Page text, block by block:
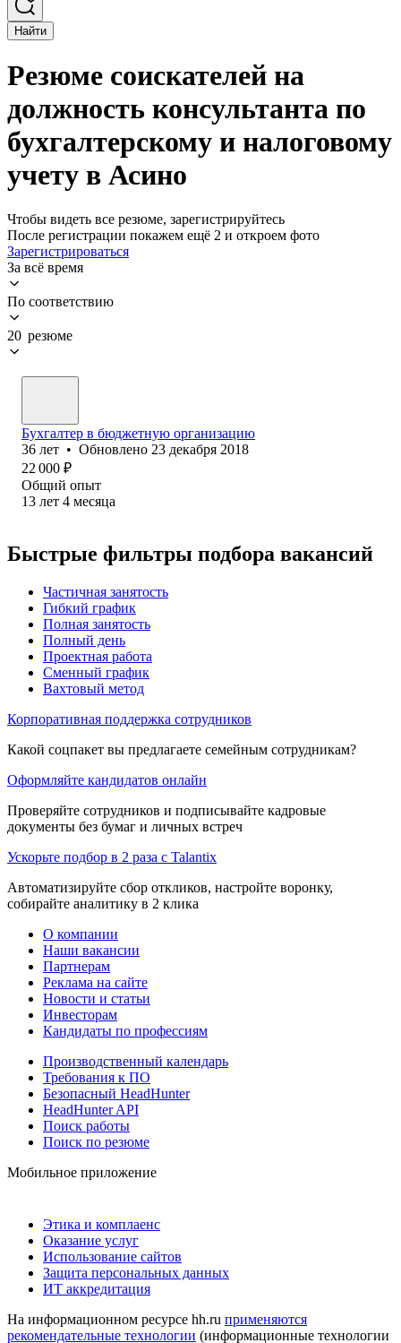
Найти
Резюме соискателей на
должность консультанта по
бухгалтерскому и налоговому
учету в Асино
Чтобы видеть все резюме, зарегистрируйтесь
После регистрации покажем ещё 2 и откроем фото
Зарегистрироваться
За всё время
По соответствию
20 резюме
Бухгалтер в бюджетную организацию
36 лет • Обновлено 23 декабря 2018
22 000 ₽
Общий опыт
13 лет 4 месяца
Быстрые фильтры подбора вакансий
Частичная занятость
Гибкий график
Полная занятость
Полный день
Проектная работа
Сменный график
Вахтовый метод
Корпоративная поддержка сотрудников
Какой соцпакет вы предлагаете семейным сотрудникам?
Оформляйте кандидатов онлайн
Проверяйте сотрудников и подписывайте кадровые
документы без бумаг и личных встреч
Ускорьте подбор в 2 раза с Talantix
Автоматизируйте сбор откликов, настройте воронку,
собирайте аналитику в 2 клика
О компании
Наши вакансии
Партнерам
Реклама на сайте
Новости и статьи
Инвесторам
Кандидаты по профессиям
Производственный календарь
Требования к ПО
Безопасный HeadHunter
HeadHunter API
Поиск работы
Поиск по резюме
Мобильное приложение
Этика и комплаенс
Оказание услуг
Использование сайтов
Защита персональных данных
ИТ аккредитация
На информационном ресурсе hh.ru применяются
рекомендательные технологии (информационные технологии